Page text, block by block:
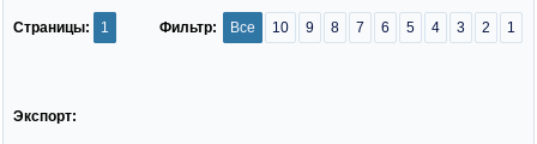
Все 10 9 8 7 6 5 4 3 2 1
Фильтр:
Страницы: 1
Экспорт: